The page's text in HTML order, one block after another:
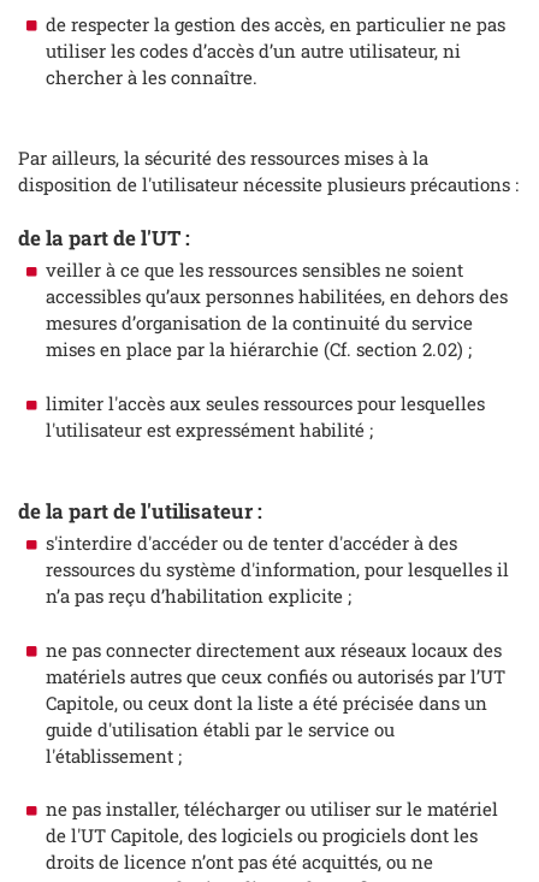
de respecter la gestion des accès, en particulier ne pas
utiliser les codes d’accès d’un autre utilisateur, ni
chercher à les connaître.
Par ailleurs, la sécurité des ressources mises à la
disposition de l'utilisateur nécessite plusieurs précautions :
de la part de l'UT :
veiller à ce que les ressources sensibles ne soient
accessibles qu’aux personnes habilitées, en dehors des
mesures d’organisation de la continuité du service
mises en place par la hiérarchie (Cf. section 2.02) ;
limiter l'accès aux seules ressources pour lesquelles
l'utilisateur est expressément habilité ;
de la part de l'utilisateur :
s'interdire d'accéder ou de tenter d'accéder à des
ressources du système d'information, pour lesquelles il
n’a pas reçu d’habilitation explicite ;
ne pas connecter directement aux réseaux locaux des
matériels autres que ceux confiés ou autorisés par l’UT
Capitole, ou ceux dont la liste a été précisée dans un
guide d'utilisation établi par le service ou
l'établissement ;
ne pas installer, télécharger ou utiliser sur le matériel
de l'UT Capitole, des logiciels ou progiciels dont les
droits de licence n’ont pas été acquittés, ou ne